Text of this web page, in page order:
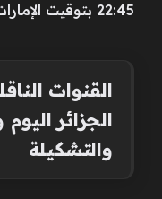
22:45 بتوقيت الإمارات.
القنوات
الجزائر
والتشكيلة